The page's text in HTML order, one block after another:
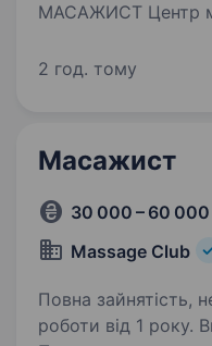
МАСАЖИСТ Центр
команди
2 год. тому
Масажист
30 000 – 60 000
Massage Club
Повна зайнятість,
роботи від 1 року.